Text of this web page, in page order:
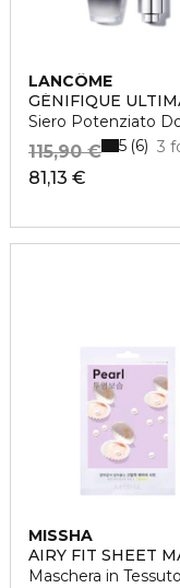
LANCÔME
GÉNIFIQUE
Siero Potenziato
81,13 €
115,90 € 3
5 6
MISSHA
AIRY FIT SHEET
Maschera in